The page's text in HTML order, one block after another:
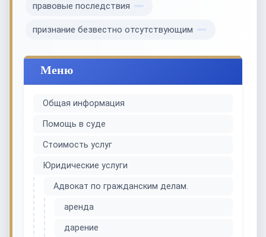
правовые последствия
признание безвестно отсутствующим
Меню
Общая информация
Помощь в суде
Стоимость услуг
Юридические услуги
Адвокат по гражданским делам.
аренда
дарение